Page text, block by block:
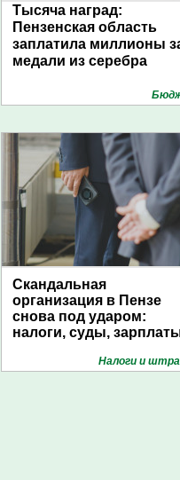
Тысяча наград:
Пензенская область
заплатила миллионы
медали из серебра
Скандальная
организация в Пензе
снова под ударом:
налоги, суды,
Налоги и